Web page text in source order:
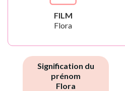
FILM
Flora
Signification du
prénom
Flora